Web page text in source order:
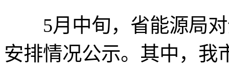
5月中旬，省能源局对
安排情况公示。其中，我